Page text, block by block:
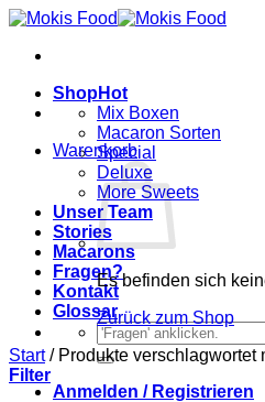
Zum
springen
Shop
Mix Boxen
Macaron Sorten
Special
Deluxe
More Sweets
Unser Team
Stories
Macarons
Fragen?
Kontakt
Glossar
Suchen
nach:
Anmelden / Registrieren
Warenkorb
Es befinden sich
Zurück zum Shop
Start /Produkte verschlagwortet
Filter